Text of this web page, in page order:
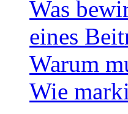
Was
eines
Warum
Wie